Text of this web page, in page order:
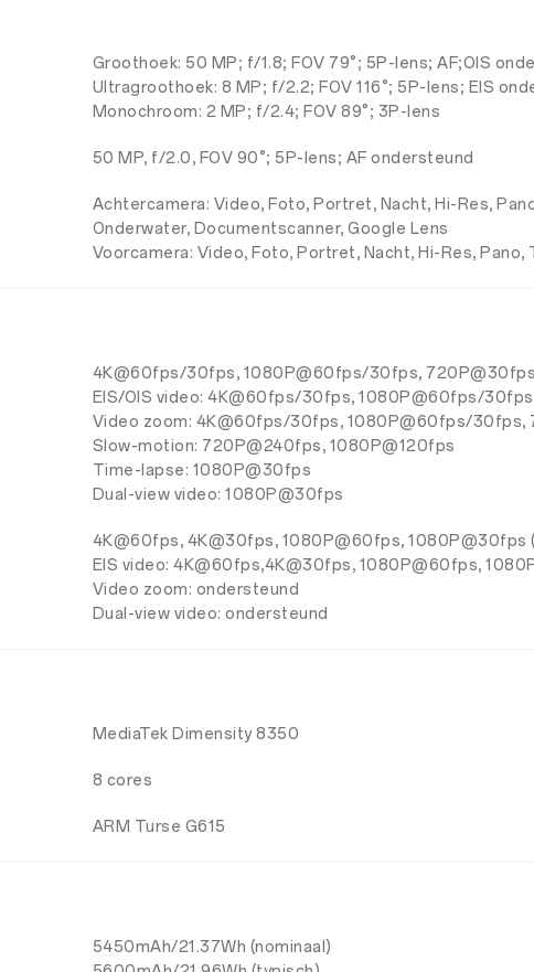
Groothoek: 50 MP; f/1.8; FOV 79°; 5P-lens; AF;OIS
Ultragroothoek: 8 MP; f/2.2; FOV 116°; 5P-lens; EIS
Monochroom: 2 MP; f/2.4; FOV 89°; 3P-lens
50 MP, f/2.0, FOV 90°; 5P-lens; AF ondersteund
Achtercamera: Video, Foto, Portret, Nacht, Hi-Res,
Onderwater, Documentscanner, Google Lens
Voorcamera: Video, Foto, Portret, Nacht, Hi-Res,
4K@60fps/30fps, 1080P@60fps/30fps, 720P@30fps
EIS/OIS video: 4K@60fps/30fps, 1080P@60fps/
Video zoom: 4K@60fps/30fps, 1080P@60fps/30fps,
Slow-motion: 720P@240fps, 1080P@120fps
Time-lapse: 1080P@30fps
Dual-view video: 1080P@30fps
4K@60fps, 4K@30fps, 1080P@60fps,
EIS video: 4K@60fps,4K@30fps, 1080P@60fps,
Video zoom: ondersteund
Dual-view video: ondersteund
MediaTek Dimensity 8350
8 cores
ARM Turse G615
5450mAh/21.37Wh (nominaal)